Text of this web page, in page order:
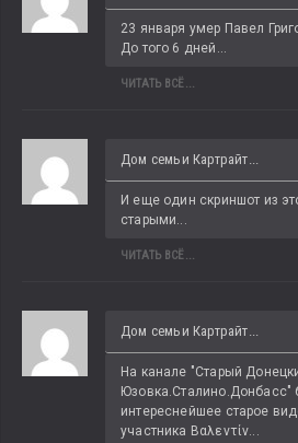
23 января умер Павел
До того 6 дней...
ЧИТАТЬ ВСЁ...
Дом семьи Картрайт...
И еще один скриншот из
старыми...
ЧИТАТЬ ВСЁ...
Дом семьи Картрайт...
На канале "Старый
интереснейшее старое
участника Βαλεντίν...